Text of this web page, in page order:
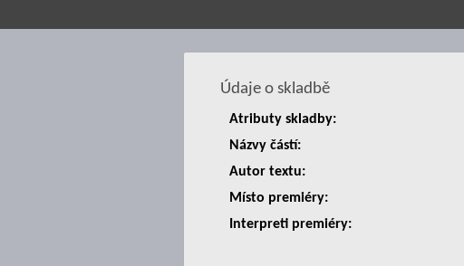
Údaje o skladbě
Atributy skladby:
Názvy částí:
Autor textu:
Místo premiéry:
Interpreti premiéry: